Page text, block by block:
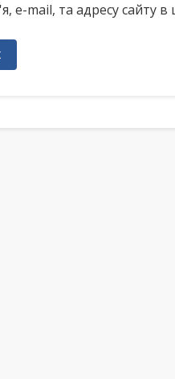
e-mail, та адресу сайту